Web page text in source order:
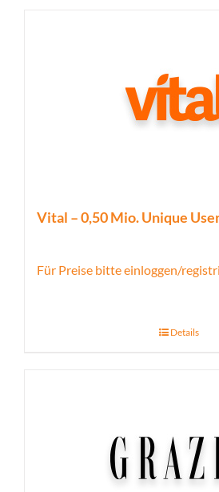
Vital – 0,50 Mio. Unique
Für Preise bitte einloggen/
Details